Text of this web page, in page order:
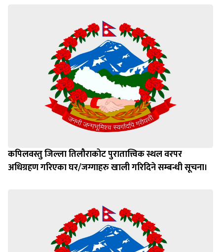
कपिलवस्तु जिल्ला तिलौराकोट पुरातात्त्विक स्थल वरपर
अधिग्रहण गरिएका घर/जग्गाहरु खाली गरिदिने सम्बन्धी सूचना।